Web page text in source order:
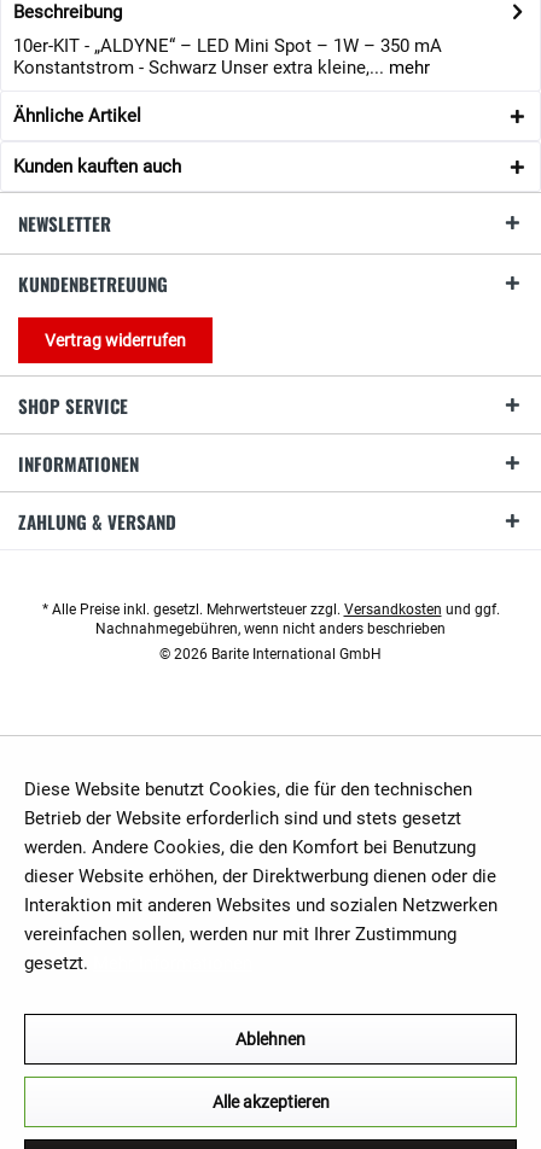
Beschreibung
10er-KIT - „ALDYNE“ – LED Mini Spot – 1W – 350 mA
Konstantstrom - Schwarz Unser extra kleine,... mehr
Ähnliche Artikel
Kunden kauften auch
NEWSLETTER
KUNDENBETREUUNG
Vertrag widerrufen
SHOP SERVICE
INFORMATIONEN
ZAHLUNG & VERSAND
* Alle Preise inkl. gesetzl. Mehrwertsteuer zzgl. Versandkosten und ggf.
Nachnahmegebühren, wenn nicht anders beschrieben
© 2026 Barite International GmbH
Diese Website benutzt Cookies, die für den technischen
Betrieb der Website erforderlich sind und stets gesetzt
werden. Andere Cookies, die den Komfort bei Benutzung
dieser Website erhöhen, der Direktwerbung dienen oder die
Interaktion mit anderen Websites und sozialen Netzwerken
vereinfachen sollen, werden nur mit Ihrer Zustimmung
gesetzt.
Ablehnen
Alle akzeptieren